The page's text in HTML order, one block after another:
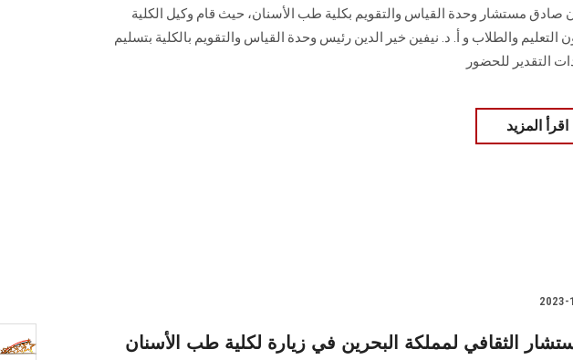
صادق مستشار وحدة القياس والتقويم بكلية طب الأسنان، حيث قام وكيل الكلية
التعليم والطلاب و أ. د. نيفين خير الدين رئيس وحدة القياس والتقويم بالكلية بتسليم
التقدير للحضور
اقرأ المزيد
2023-
الثقافي لمملكة البحرين في زيارة لكلية طب الأسنان